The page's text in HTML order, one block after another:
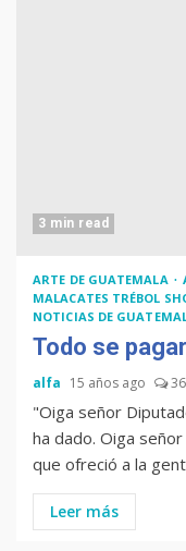
3 min read
ARTE DE GUATEMALA
MALACATES TRÉBOL
NOTICIAS DE
Todo se
alfa 15 años ago
"Oiga señor
ha dado. Oiga
que ofreció a la
Leer más